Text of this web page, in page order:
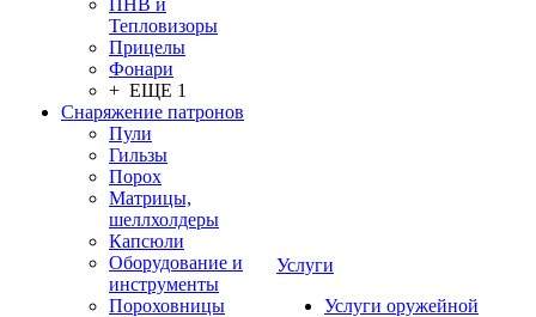
ПНВ и
Тепловизоры
Прицелы
Фонари
+ ЕЩЕ 1
Снаряжение патронов
Пули
Гильзы
Порох
Матрицы,
шеллхолдеры
Капсюли
Оборудование и
инструменты
Пороховницы
Услуги
Услуги оружейной